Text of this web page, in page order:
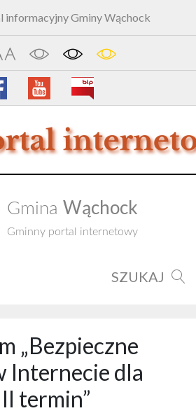
informacyjny Gminy Wąchock
Gmina Wąchock
Gminny portal internetowy
SZUKAJ
„Bezpieczne
Internecie dla
termin”